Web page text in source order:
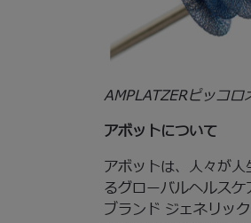
AMPLATZERピッコ
アボットについて
アボットは、人々が
るグローバルヘルス
ブランド ジェネリッ